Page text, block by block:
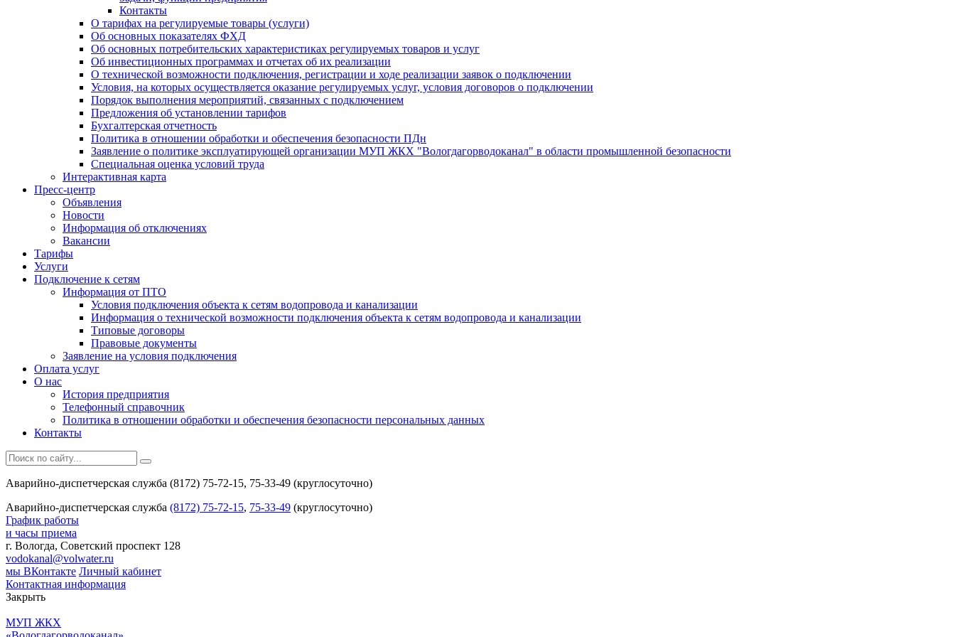
Контакты
О тарифах на регулируемые товары (услуги)
Об основных показателях ФХД
Об основных потребительских характеристиках регулируемых товаров и услуг
Об инвестиционных программах и отчетах об их реализации
О технической возможности подключения, регистрации и ходе реализации заявок о подключении
Условия, на которых осуществляется оказание регулируемых услуг, условия договоров о подключении
Порядок выполнения мероприятий, связанных с подключением
Предложения об установлении тарифов
Бухгалтерская отчетность
Политика в отношении обработки и обеспечения безопасности ПДн
Заявление о политике эксплуатирующей организации МУП ЖКХ "Вологдагорводоканал" в области промышленной безопасности
Специальная оценка условий труда
Интерактивная карта
Пресс-центр
Объявления
Новости
Информация об отключениях
Вакансии
Тарифы
Услуги
Подключение к сетям
Информация от ПТО
Условия подключения объекта к сетям водопровода и канализации
Информация о технической возможности подключения объекта к сетям водопровода и канализации
Типовые договоры
Правовые документы
Заявление на условия подключения
Оплата услуг
О нас
История предприятия
Телефонный справочник
Политика в отношении обработки и обеспечения безопасности персональных данных
Контакты
Аварийно-диспетчерская служба (8172) 75-72-15, 75-33-49 (круглосуточно)
Аварийно-диспетчерская служба (8172) 75-72-15, 75-33-49 (круглосуточно)
График работы
и часы приема
г. Вологда, Советский проспект 128
vodokanal@volwater.ru
мы ВКонтакте Личный кабинет
Контактная информация
Закрыть
МУП ЖКХ